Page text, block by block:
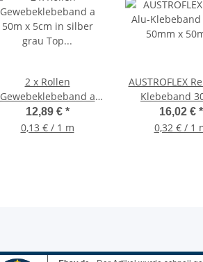
2 x Rollen
Gewebeklebeband a
50m x 5cm in silber
grau Top Qualität
12,89 € *
0,13 € / 1 m
AUSTROFLEX
Klebeband
50mm x 50m,
16,02 € *
0,32 € / 1